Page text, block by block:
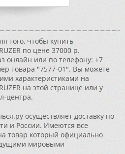
того, чтобы купить
по цене 37000 р.
онлайн или по телефону: +7
товара "7577-01". Вы можете
характеристиками на
на этой странице или у
центра.
осуществляет доставку по
и России. Имеются все
товар который официально
мировыми